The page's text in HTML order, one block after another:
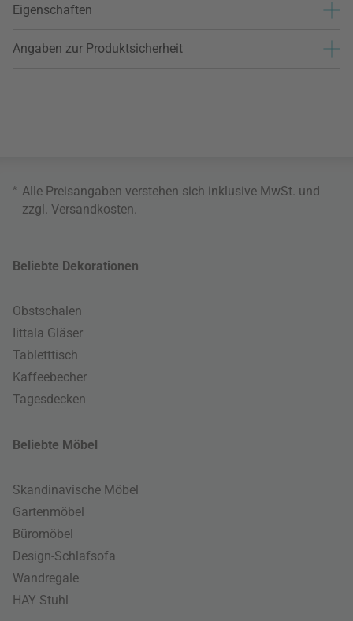
Eigenschaften
Angaben zur Produktsicherheit
* Alle Preisangaben verstehen sich inklusive MwSt. und
zzgl. Versandkosten
Beliebte Dekorationen
Obstschalen
Iittala Gläser
Tabletttisch
Kaffeebecher
Tagesdecken
Beliebte Möbel
Skandinavische Möbel
Gartenmöbel
Büromöbel
Design-Schlafsofa
Wandregale
HAY Stuhl